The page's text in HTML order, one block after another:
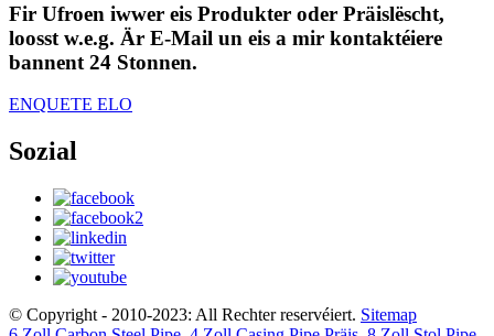
Fir Ufroen iwwer eis Produkter oder Präislëscht,
loosst w.e.g. Är E-Mail un eis a mir kontaktéiere
bannent 24 Stonnen.
ENQUETE ELO
Sozial
© Copyright - 2010-2023: All Rechter reservéiert. Sitemap